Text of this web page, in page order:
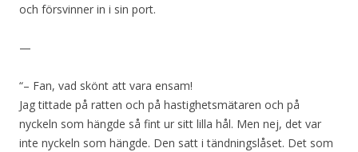
och försvinner in i sin port.
—
“– Fan, vad skönt att vara ensam!
Jag tittade på ratten och på hastighetsmätaren och på
nyckeln som hängde så fint ur sitt lilla hål. Men nej, det var
inte nyckeln som hängde. Den satt i tändningslåset. Det som